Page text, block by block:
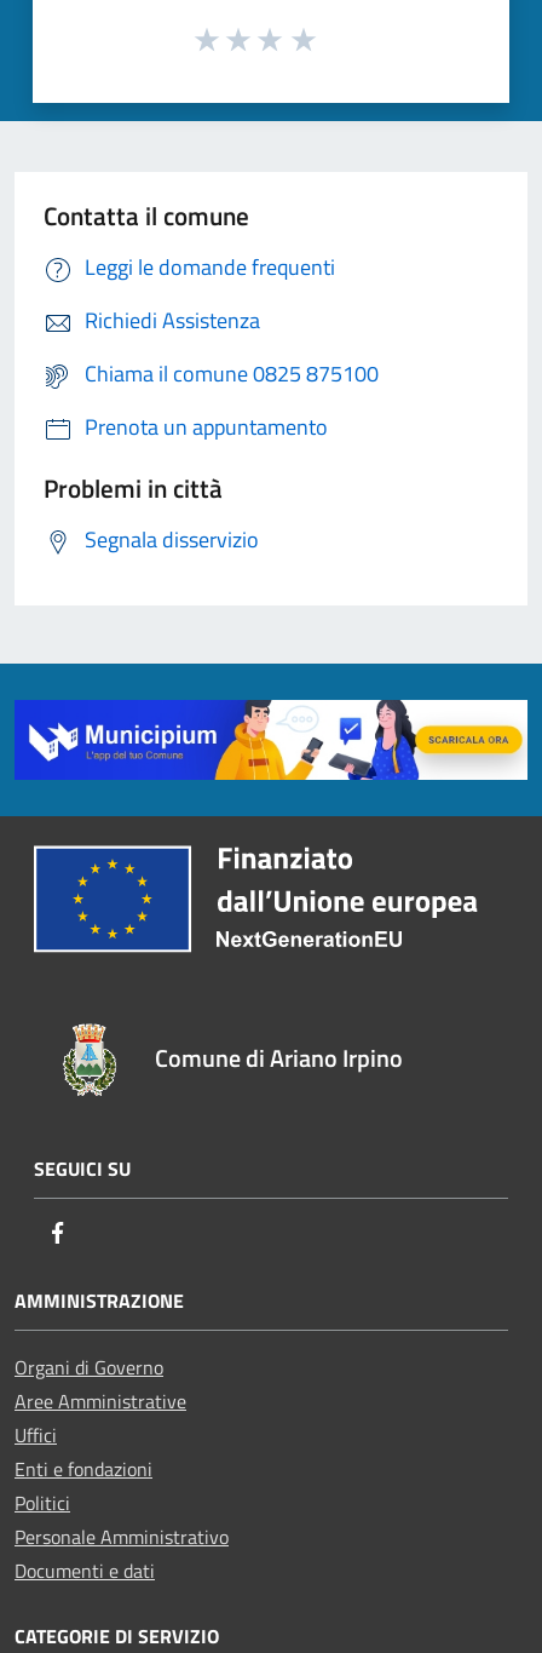
Contatta il comune
Leggi le domande frequenti
Richiedi Assistenza
Chiama il comune 0825 875100
Prenota un appuntamento
Problemi in città
Segnala disservizio
Comune di Ariano Irpino
SEGUICI SU
AMMINISTRAZIONE
Organi di Governo
Aree Amministrative
Uffici
Enti e fondazioni
Politici
Personale Amministrativo
Documenti e dati
CATEGORIE DI SERVIZIO